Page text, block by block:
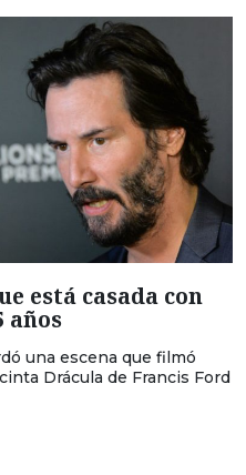
está casada con
años
una escena que filmó
Drácula de Francis Ford